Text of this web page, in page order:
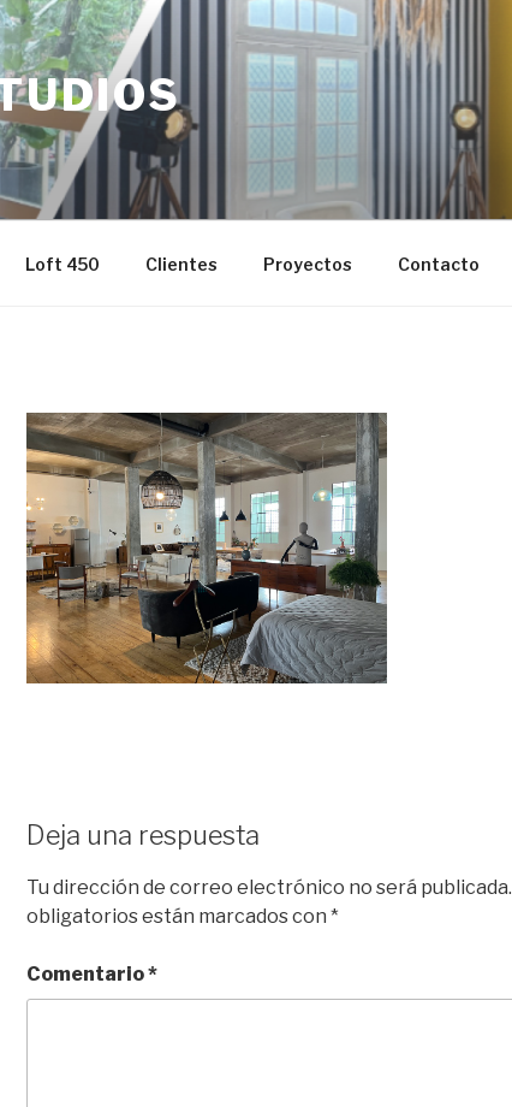
Loft 450 Clientes Proyectos Contacto
Deja una respuesta
Tu dirección de correo electrónico no será publicada.
obligatorios están marcados con *
Comentario*